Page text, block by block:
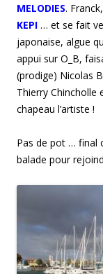
MELODIES.
KEPI … et se fait
japonaise, algue
appui sur O_B,
(prodige) Nicolas
Thierry Chincholle
chapeau l’artiste !
Pas de pot … final
balade pour